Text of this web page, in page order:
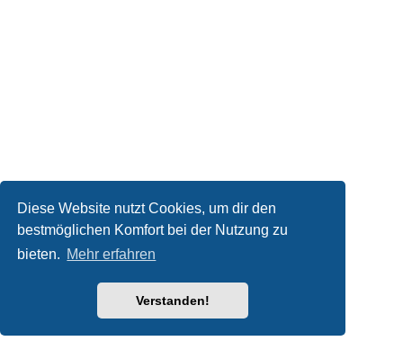
Diese Website nutzt Cookies, um dir den
bestmöglichen Komfort bei der Nutzung zu
bieten. Mehr erfahren
Verstanden!